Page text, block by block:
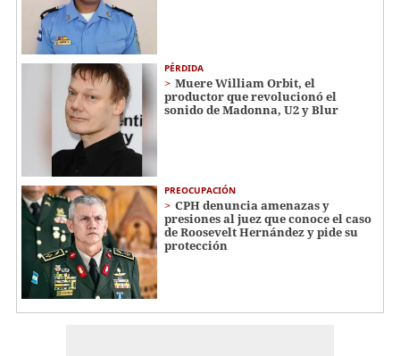
PÉRDIDA
Muere William Orbit, el
productor que revolucionó el
sonido de Madonna, U2 y Blur
PREOCUPACIÓN
CPH denuncia amenazas y
presiones al juez que conoce el caso
de Roosevelt Hernández y pide su
protección